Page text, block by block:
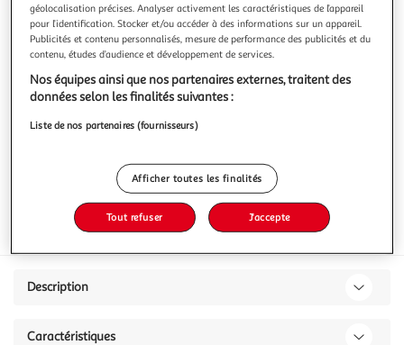
emporter par ses notes douces et vanillées. Bio,
naturellement sans théine et issue du commerce équitable,
cette boisson chaude et réconfortante est idéale pour
En savoir +
40g 20 sachets
Vous voulez connaître le prix de ce produit ?
Afficher le prix
Eurofeuille - Bio européen
AB Agriculture biologique
Description
Caractéristiques
géolocalisation précises. Analyser activement les caractéristiques de l’appareil
pour l’identification. Stocker et/ou accéder à des informations sur un appareil.
Publicités et contenu personnalisés, mesure de performance des publicités et du
contenu, études d’audience et développement de services.
Nos équipes ainsi que nos partenaires externes, traitent des
données selon les finalités suivantes :
Liste de nos partenaires (fournisseurs)
Afficher toutes les finalités
Tout refuser J'accepte